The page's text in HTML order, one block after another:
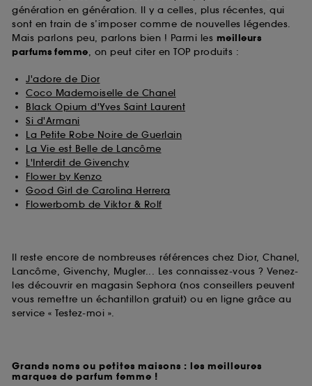
génération en génération. Il y a celles, plus récentes, qui
sont en train de s’imposer comme de nouvelles légendes.
Mais parlons peu, parlons bien ! Parmi les meilleurs
parfums femme, on peut citer en TOP produits :
J'adore de Dior
Coco Mademoiselle de Chanel
Black Opium d'Yves Saint Laurent
Si d'Armani
La Petite Robe Noire de Guerlain
La Vie est Belle de Lancôme
L'Interdit de Givenchy
Flower by Kenzo
Good Girl de Carolina Herrera
Flowerbomb de Viktor & Rolf
Il reste encore de nombreuses références chez Dior, Chanel,
Lancôme, Givenchy, Mugler... Les connaissez-vous ? Venez-
les découvrir en magasin Sephora (nos conseillers peuvent
vous remettre un échantillon gratuit) ou en ligne grâce au
service « Testez-moi ».
Grands noms ou petites maisons : les meilleures
marques de parfum femme !